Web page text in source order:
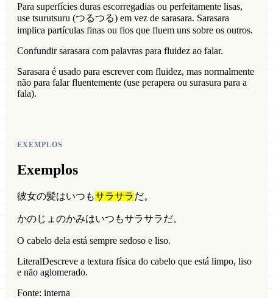
Para superfícies duras escorregadias ou perfeitamente lisas,
use tsurutsuru (つるつる) em vez de sarasara. Sarasara
implica partículas finas ou fios que fluem uns sobre os outros.
Confundir sarasara com palavras para fluidez ao falar.
Sarasara é usado para escrever com fluidez, mas normalmente
não para falar fluentemente (use perapera ou surasura para a
fala).
EXEMPLOS
Exemplos
彼女の髪はいつもサラサラだ。
かのじょのかみはいつもサラサラだ。
O cabelo dela está sempre sedoso e liso.
LiteralDescreve a textura física do cabelo que está limpo, liso
e não aglomerado.
Fonte: interna